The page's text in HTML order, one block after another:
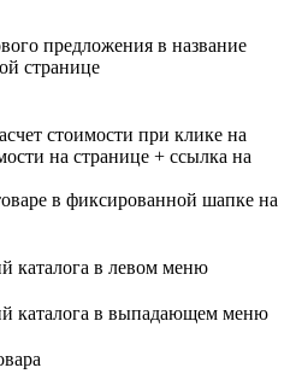
предложения в название
странице
стоимости при клике на
на странице + ссылка на
в фиксированной шапке на
каталога в левом меню
каталога в выпадающем меню